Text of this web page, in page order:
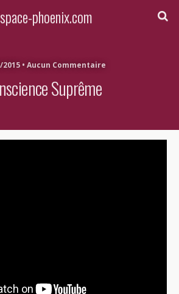
phoenix.com
2015 • Aucun Commentaire
Suprême